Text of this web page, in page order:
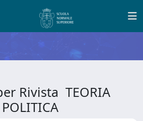
Rivista TEORIA
POLITICA